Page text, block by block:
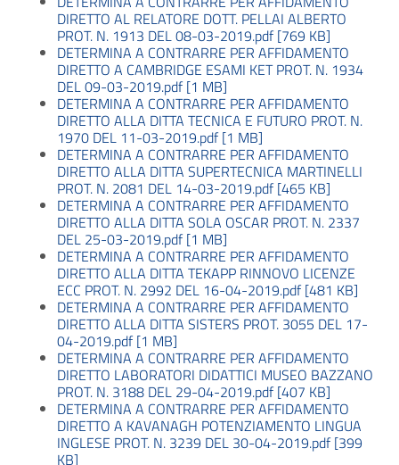
DIRETTO AL RELATORE DOTT. PELLAI ALBERTO
PROT. N. 1913 DEL 08-03-2019.pdf [769 KB]
DETERMINA A CONTRARRE PER AFFIDAMENTO
DIRETTO A CAMBRIDGE ESAMI KET PROT. N. 1934
DEL 09-03-2019.pdf [1 MB]
DETERMINA A CONTRARRE PER AFFIDAMENTO
DIRETTO ALLA DITTA TECNICA E FUTURO PROT. N.
1970 DEL 11-03-2019.pdf [1 MB]
DETERMINA A CONTRARRE PER AFFIDAMENTO
DIRETTO ALLA DITTA SUPERTECNICA MARTINELLI
PROT. N. 2081 DEL 14-03-2019.pdf [465 KB]
DETERMINA A CONTRARRE PER AFFIDAMENTO
DIRETTO ALLA DITTA SOLA OSCAR PROT. N. 2337
DEL 25-03-2019.pdf [1 MB]
DETERMINA A CONTRARRE PER AFFIDAMENTO
DIRETTO ALLA DITTA TEKAPP RINNOVO LICENZE
ECC PROT. N. 2992 DEL 16-04-2019.pdf [481 KB]
DETERMINA A CONTRARRE PER AFFIDAMENTO
DIRETTO ALLA DITTA SISTERS PROT. 3055 DEL 17-
04-2019.pdf [1 MB]
DETERMINA A CONTRARRE PER AFFIDAMENTO
DIRETTO LABORATORI DIDATTICI MUSEO BAZZANO
PROT. N. 3188 DEL 29-04-2019.pdf [407 KB]
DETERMINA A CONTRARRE PER AFFIDAMENTO
DIRETTO A KAVANAGH POTENZIAMENTO LINGUA
INGLESE PROT. N. 3239 DEL 30-04-2019.pdf [399
KB]